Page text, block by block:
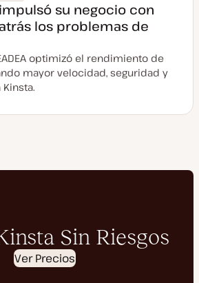
impulsó su negocio con
los problemas de
optimizó el rendimiento de
mayor velocidad, seguridad y
Sin Riesgos
Ver Precios